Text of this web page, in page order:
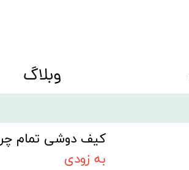
وبلاگ
کیف دوشی تمام
به زودی